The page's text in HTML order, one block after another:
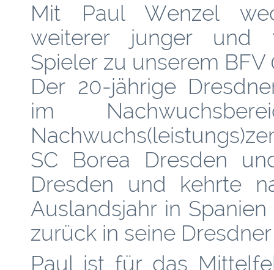
Mit Paul Wenzel
weiterer junger und
Spieler zu unserem BFV
Der 20-jährige
im
SC Borea Dresden
Dresden und kehrte
Auslandsjahr in
zurück in seine
Paul ist für das